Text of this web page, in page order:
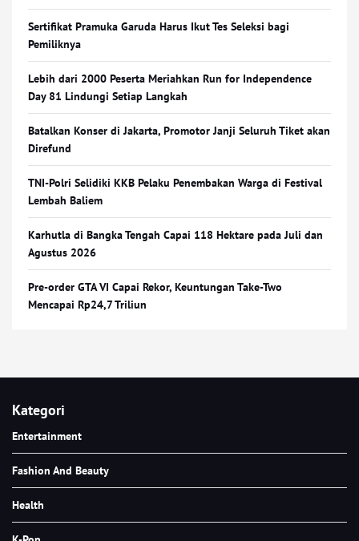
Sertifikat Pramuka Garuda Harus Ikut Tes Seleksi bagi
Pemiliknya
Lebih dari 2000 Peserta Meriahkan Run for Independence
Day 81 Lindungi Setiap Langkah
Batalkan Konser di Jakarta, Promotor Janji Seluruh Tiket akan
Direfund
TNI-Polri Selidiki KKB Pelaku Penembakan Warga di Festival
Lembah Baliem
Karhutla di Bangka Tengah Capai 118 Hektare pada Juli dan
Agustus 2026
Pre-order GTA VI Capai Rekor, Keuntungan Take-Two
Mencapai Rp24,7 Triliun
Kategori
Entertainment
Fashion And Beauty
Health